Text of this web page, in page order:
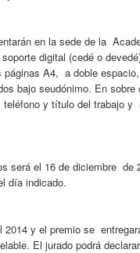
en la sede de la
digital (cedé o
A4, a doble
bajo seudónimo. En sobre
y título del trabajo y
será el 16 de diciembre de
día indicado.
2014 y el premio se
El jurado podrá